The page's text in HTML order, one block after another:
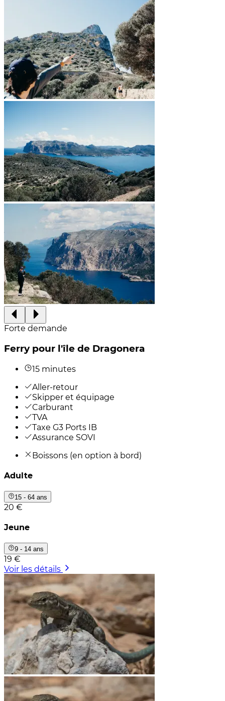
Forte demande
Ferry pour l'île de Dragonera
15 minutes
Aller-retour
Skipper et équipage
Carburant
TVA
Taxe G3 Ports IB
Assurance SOVI
Boissons (en option à bord)
Adulte
15 - 64 ans
20 €
Jeune
9 - 14 ans
19 €
Voir les détails